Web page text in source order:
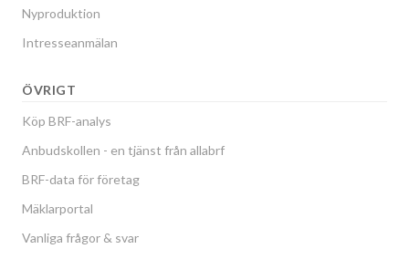
Nyproduktion
Intresseanmälan
ÖVRIGT
Köp BRF-analys
Anbudskollen - en tjänst från allabrf
BRF-data för företag
Mäklarportal
Vanliga frågor & svar